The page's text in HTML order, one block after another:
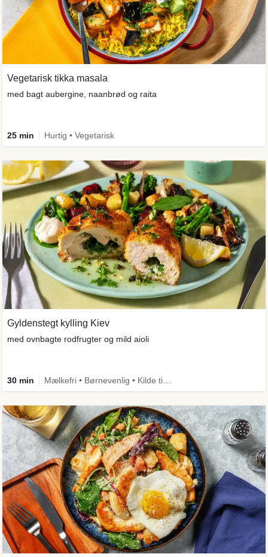
Vegetarisk tikka masala
med bagt aubergine, naanbrød og raita
25 min Hurtig • Vegetarisk
Gyldenstegt kylling Kiev
med ovnbagte rodfrugter og mild aioli
30 min